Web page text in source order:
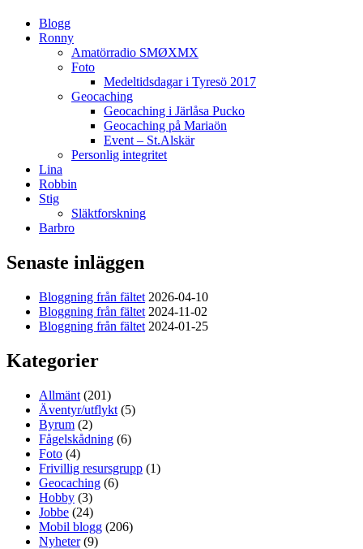
Blogg
Ronny
Amatörradio SMØXMX
Foto
Medeltidsdagar i Tyresö 2017
Geocaching
Geocaching i Järlåsa Pucko
Geocaching på Mariaön
Event – St.Alskär
Personlig integritet
Lina
Robbin
Stig
Släktforskning
Barbro
Senaste inläggen
Bloggning från fältet 2026-04-10
Bloggning från fältet 2024-11-02
Bloggning från fältet 2024-01-25
Kategorier
Allmänt (201)
Äventyr/utflykt (5)
Byrum (2)
Fågelskådning (6)
Foto (4)
Frivillig resursgrupp (1)
Geocaching (6)
Hobby (3)
Jobbe (24)
Mobil blogg (206)
Nyheter(9)